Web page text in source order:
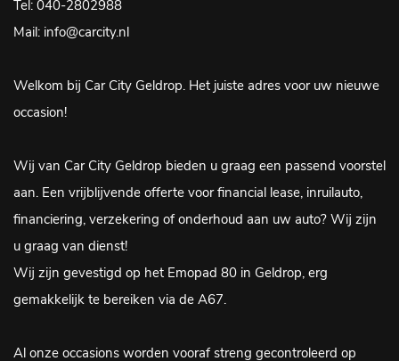
Tel: 040-2802988
Mail: info@carcity.nl
Welkom bij Car City Geldrop. Het juiste adres voor uw nieuwe
occasion!
Wij van Car City Geldrop bieden u graag een passend voorstel
aan. Een vrijblijvende offerte voor financial lease, inruilauto,
financiering, verzekering of onderhoud aan uw auto? Wij zijn
u graag van dienst!
Wij zijn gevestigd op het Emopad 80 in Geldrop, erg
gemakkelijk te bereiken via de A67.
Al onze occasions worden vooraf streng gecontroleerd op